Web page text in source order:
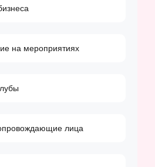
на мероприятиях
лица